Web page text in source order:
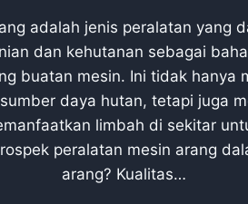
adalah jenis peralatan yang
dan kehutanan sebagai
buatan mesin. Ini tidak hanya
daya hutan, tetapi juga
limbah di sekitar
peralatan mesin arang
arang? Kualitas…